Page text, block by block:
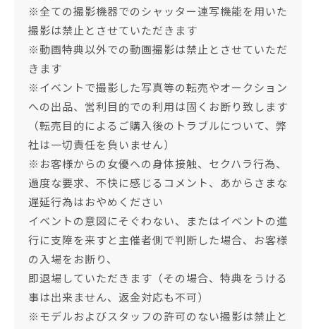
※全ての撮影機器でのシャッター連写機能を用いた
撮影は禁止とさせていただきます
※動画特典以外での動画撮影は禁止とさせていただ
きます
※イベントで撮影した写真等の転売やオークション
への出品、営利目的での利用は固くお断り致します
（転売目的によるご購入後のトラブルについて、弊
社は一切責任を負いません）
※お客様からの女優への身体接触、セクハラ行為、
過度な要求、不快に感じるコメント、あからさまな
遅延行為はおやめください
イベントの意図にそぐわない、またはイベントの進
行に支障を来すと主催者側で判断した場合、お客様
の入場をお断り、
即退場していただきます（その場合、特典をうける
事は出来ません、返金対応も不可）
※モデルおよびスタッフの許可のない撮影は禁止と